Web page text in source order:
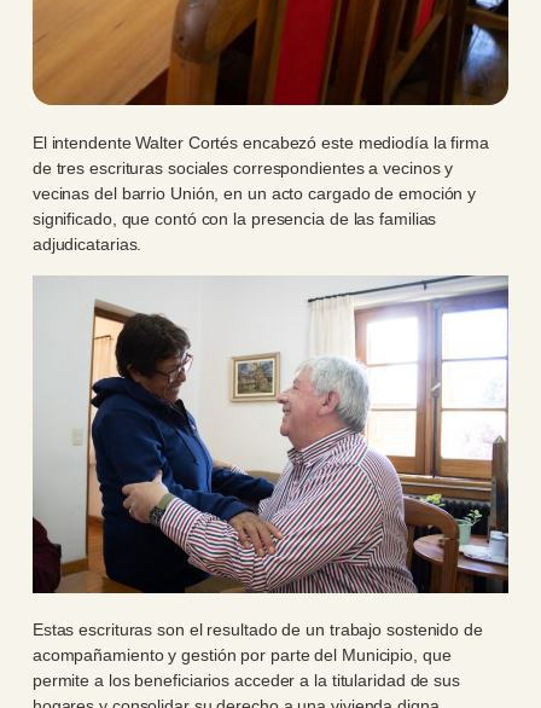
El intendente Walter Cortés encabezó este mediodía la firma
de tres escrituras sociales correspondientes a vecinos y
vecinas del barrio Unión, en un acto cargado de emoción y
significado, que contó con la presencia de las familias
adjudicatarias.
Estas escrituras son el resultado de un trabajo sostenido de
acompañamiento y gestión por parte del Municipio, que
permite a los beneficiarios acceder a la titularidad de sus